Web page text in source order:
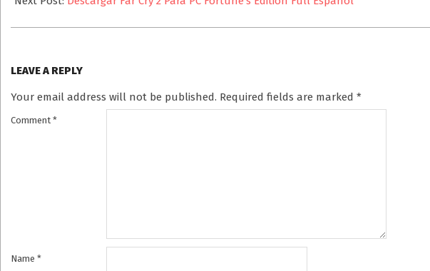
LEAVE A REPLY
Your email address will not be published. Required fields are marked *
Comment *
Name *